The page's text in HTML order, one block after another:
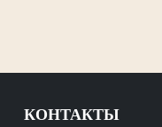
КОНТАКТЫ